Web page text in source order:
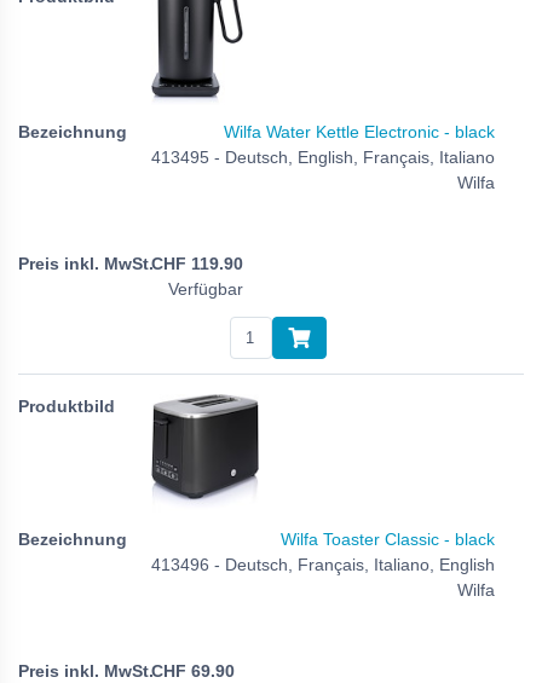
Wilfa Water Kettle Electronic - black
413495 - Deutsch, English, Français, Italiano
Wilfa
CHF 119.90
Verfügbar
Wilfa Toaster Classic - black
413496 - Deutsch, Français, Italiano, English
Wilfa
CHF 69.90